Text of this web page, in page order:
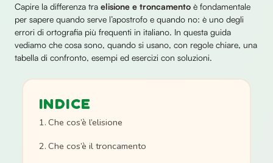
Capire la differenza tra elisione e troncamento è fondamentale
per sapere quando serve l’apostrofo e quando no: è uno degli
errori di ortografia più frequenti in italiano. In questa guida
vediamo che cosa sono, quando si usano, con regole chiare, una
tabella di confronto, esempi ed esercizi con soluzioni.
INDICE
Che cos’è l’elisione
Che cos’è il troncamento